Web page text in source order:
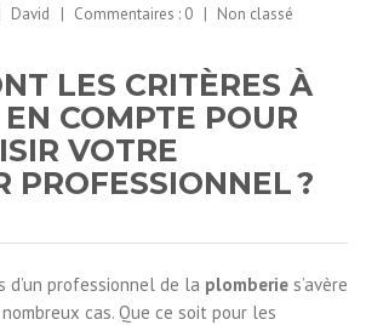
David Commentaires : 0 Non classé
LES CRITÈRES À
COMPTE POUR
VOTRE
PROFESSIONNEL ?
d’un professionnel de la plomberie s’avère
cas. Que ce soit pour les